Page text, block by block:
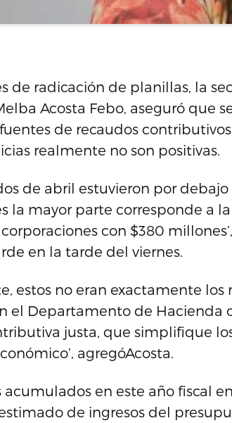
de radicación de planillas, la
Acosta Febo, aseguró que
de recaudos
realmente no son positivas.
de abril estuvieron por
la mayor parte corresponde a
con $380
en la tarde del viernes.
estos no eran exactamente
el Departamento de Hacienda
justa, que simplifique
agregóAcosta.
acumulados en este año fiscal
de ingresos del